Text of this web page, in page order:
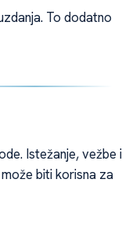
To dodatno
Istežanje, vežbe i
biti korisna za